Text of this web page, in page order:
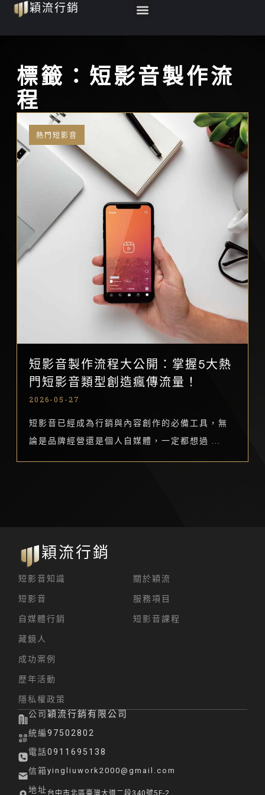
穎流行銷 Menu
標籤：短影音製作流
程
熱門短影音
短影音製作流程大公開：掌握5大熱
門短影音類型創造瘋傳流量！
2026-05-27
短影音已經成為行銷與內容創作的必備工具，無
論是品牌經營還是個人自媒體，一定都想過 ...
穎流行銷
短影音知識
短影音
自媒體行銷
藏鏡人
關於穎流
服務項目
短影音課程
成功案例
歷年活動
隱私權政策
公司 穎流行銷有限公司
統編97502802
電話0911695138
信箱yingliuwork2000@gmail.com
地址 台中市北區臺灣大道二段340號5F-2